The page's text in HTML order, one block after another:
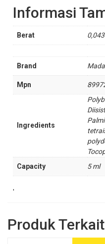
Informasi
Berat
Brand
Mpn
Ingredients
Capacity
5 ml
'
Produk Terkait